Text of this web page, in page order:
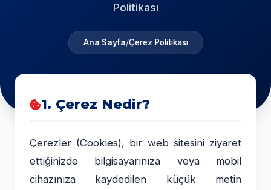
Politikası
Ana Sayfa/Çerez Politikası
1. Çerez Nedir?
Çerezler (Cookies), bir web sitesini ziyaret
ettiğinizde bilgisayarınıza veya mobil
cihazınıza kaydedilen küçük metin